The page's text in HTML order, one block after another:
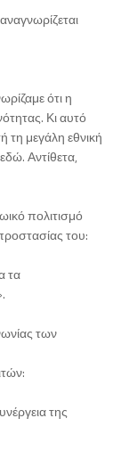
ότι η
Κι αυτό
τη μεγάλη εθνική
Αντίθετα,
πολιτισμό
του:
τα
των
της